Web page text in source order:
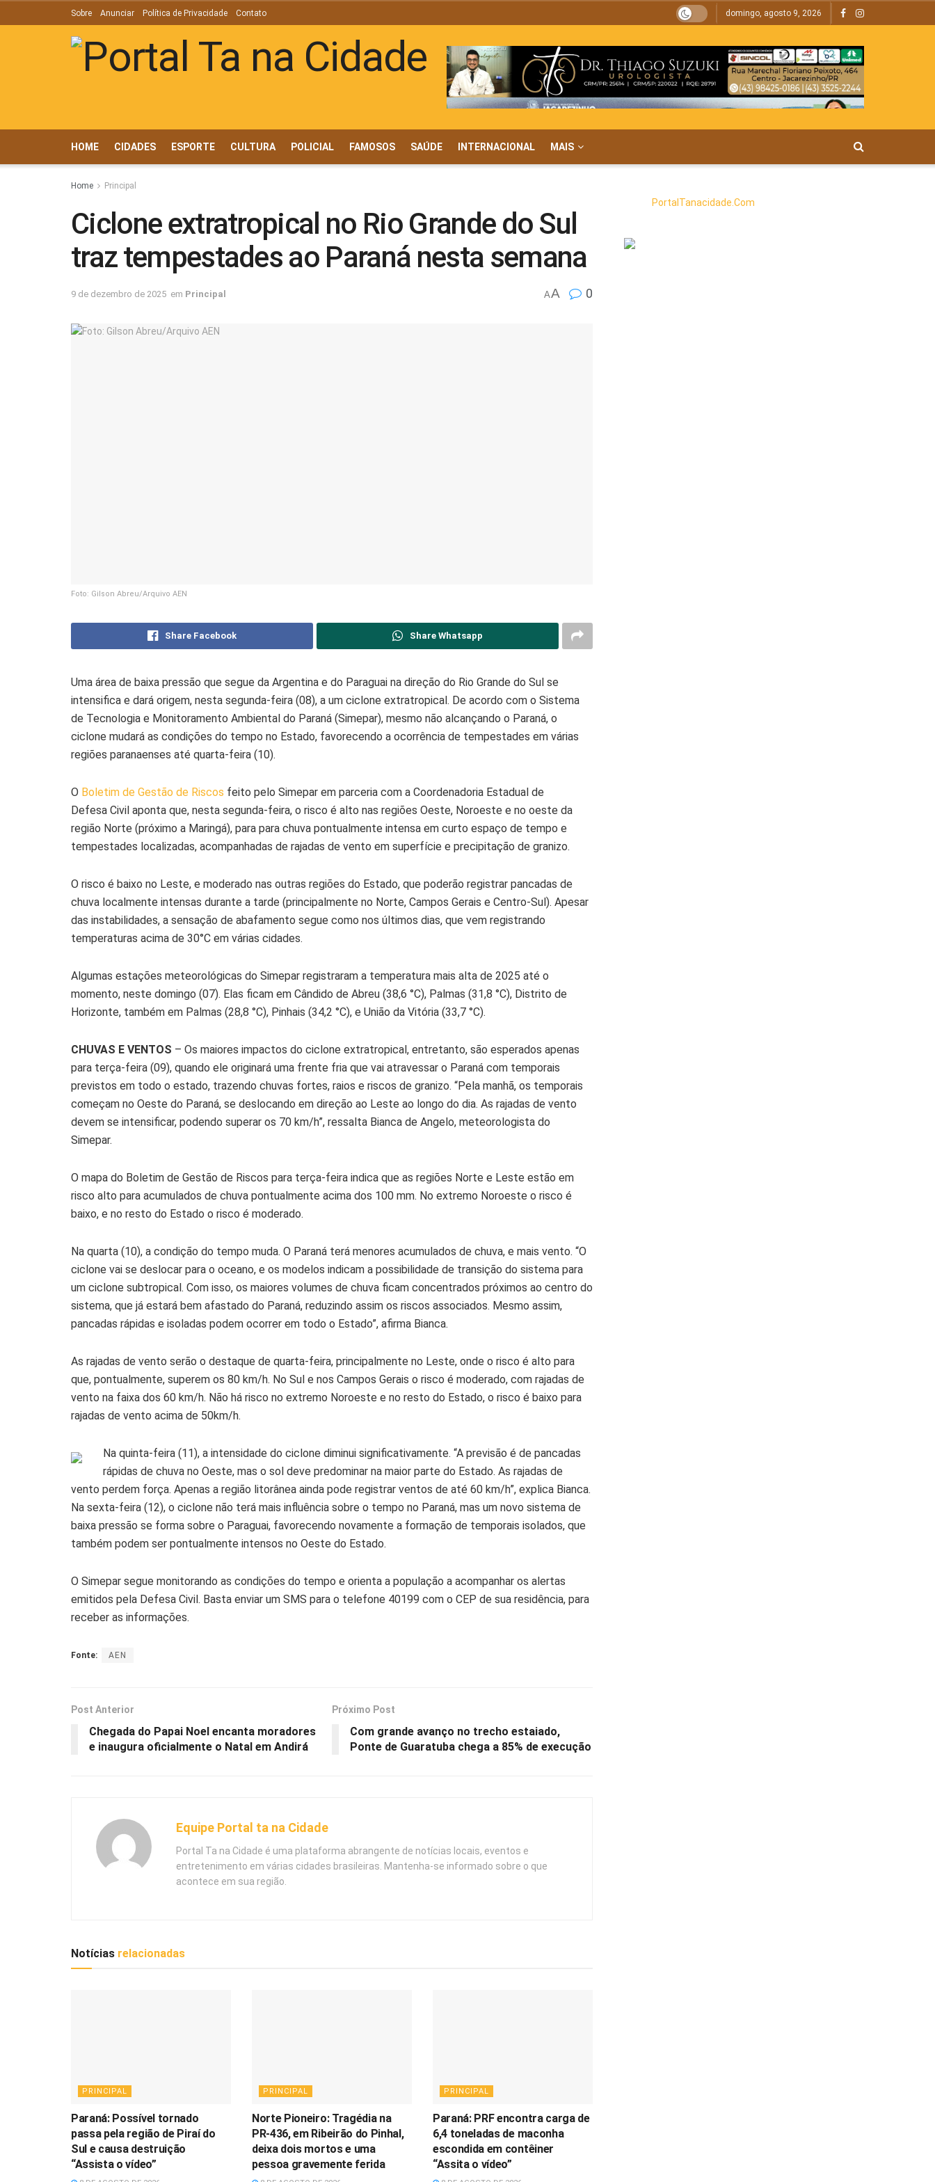
Sobre Anunciar Política de Privacidade Contato domingo, agosto 9, 2026
HOME CIDADES ESPORTE CULTURA POLICIAL FAMOSOS SAÚDE INTERNACIONAL MAIS
Home Principal
Ciclone extratropical no Rio Grande do Sul
traz tempestades ao Paraná nesta semana
9 de dezembro de 2025 em Principal AA 0
Foto: Gilson Abreu/Arquivo AEN
Share Facebook Share Whatsapp
Uma área de baixa pressão que segue da Argentina e do Paraguai na direção do Rio Grande do Sul se
intensifica e dará origem, nesta segunda-feira (08), a um ciclone extratropical. De acordo com o Sistema
de Tecnologia e Monitoramento Ambiental do Paraná (Simepar), mesmo não alcançando o Paraná, o
ciclone mudará as condições do tempo no Estado, favorecendo a ocorrência de tempestades em várias
regiões paranaenses até quarta-feira (10).
O Boletim de Gestão de Riscos feito pelo Simepar em parceria com a Coordenadoria Estadual de
Defesa Civil aponta que, nesta segunda-feira, o risco é alto nas regiões Oeste, Noroeste e no oeste da
região Norte (próximo a Maringá), para para chuva pontualmente intensa em curto espaço de tempo e
tempestades localizadas, acompanhadas de rajadas de vento em superfície e precipitação de granizo.
O risco é baixo no Leste, e moderado nas outras regiões do Estado, que poderão registrar pancadas de
chuva localmente intensas durante a tarde (principalmente no Norte, Campos Gerais e Centro-Sul). Apesar
das instabilidades, a sensação de abafamento segue como nos últimos dias, que vem registrando
temperaturas acima de 30°C em várias cidades.
Algumas estações meteorológicas do Simepar registraram a temperatura mais alta de 2025 até o
momento, neste domingo (07). Elas ficam em Cândido de Abreu (38,6 °C), Palmas (31,8 °C), Distrito de
Horizonte, também em Palmas (28,8 °C), Pinhais (34,2 °C), e União da Vitória (33,7 °C).
CHUVAS E VENTOS – Os maiores impactos do ciclone extratropical, entretanto, são esperados apenas
para terça-feira (09), quando ele originará uma frente fria que vai atravessar o Paraná com temporais
previstos em todo o estado, trazendo chuvas fortes, raios e riscos de granizo. “Pela manhã, os temporais
começam no Oeste do Paraná, se deslocando em direção ao Leste ao longo do dia. As rajadas de vento
devem se intensificar, podendo superar os 70 km/h”, ressalta Bianca de Angelo, meteorologista do
Simepar.
O mapa do Boletim de Gestão de Riscos para terça-feira indica que as regiões Norte e Leste estão em
risco alto para acumulados de chuva pontualmente acima dos 100 mm. No extremo Noroeste o risco é
baixo, e no resto do Estado o risco é moderado.
Na quarta (10), a condição do tempo muda. O Paraná terá menores acumulados de chuva, e mais vento. “O
ciclone vai se deslocar para o oceano, e os modelos indicam a possibilidade de transição do sistema para
um ciclone subtropical. Com isso, os maiores volumes de chuva ficam concentrados próximos ao centro do
sistema, que já estará bem afastado do Paraná, reduzindo assim os riscos associados. Mesmo assim,
pancadas rápidas e isoladas podem ocorrer em todo o Estado”, afirma Bianca.
As rajadas de vento serão o destaque de quarta-feira, principalmente no Leste, onde o risco é alto para
que, pontualmente, superem os 80 km/h. No Sul e nos Campos Gerais o risco é moderado, com rajadas de
vento na faixa dos 60 km/h. Não há risco no extremo Noroeste e no resto do Estado, o risco é baixo para
rajadas de vento acima de 50km/h.
Na quinta-feira (11), a intensidade do ciclone diminui significativamente. “A previsão é de pancadas
rápidas de chuva no Oeste, mas o sol deve predominar na maior parte do Estado. As rajadas de
vento perdem força. Apenas a região litorânea ainda pode registrar ventos de até 60 km/h”, explica Bianca.
Na sexta-feira (12), o ciclone não terá mais influência sobre o tempo no Paraná, mas um novo sistema de
baixa pressão se forma sobre o Paraguai, favorecendo novamente a formação de temporais isolados, que
também podem ser pontualmente intensos no Oeste do Estado.
O Simepar segue monitorando as condições do tempo e orienta a população a acompanhar os alertas
emitidos pela Defesa Civil. Basta enviar um SMS para o telefone 40199 com o CEP de sua residência, para
receber as informações.
Fonte: AEN
Post Anterior
Chegada do Papai Noel encanta moradores
e inaugura oficialmente o Natal em Andirá
Próximo Post
Com grande avanço no trecho estaiado,
Ponte de Guaratuba chega a 85% de execução
Equipe Portal ta na Cidade
Portal Ta na Cidade é uma plataforma abrangente de notícias locais, eventos e
entretenimento em várias cidades brasileiras. Mantenha-se informado sobre o que
acontece em sua região.
Notícias relacionadas
PRINCIPAL
Paraná: Possível tornado
passa pela região de Piraí do
Sul e causa destruição
“Assista o vídeo”
PRINCIPAL
Norte Pioneiro: Tragédia na
PR-436, em Ribeirão do Pinhal,
deixa dois mortos e uma
pessoa gravemente ferida
PRINCIPAL
Paraná: PRF encontra carga de
6,4 toneladas de maconha
escondida em contêiner
“Assita o vídeo”
PortalTanacidade.Com